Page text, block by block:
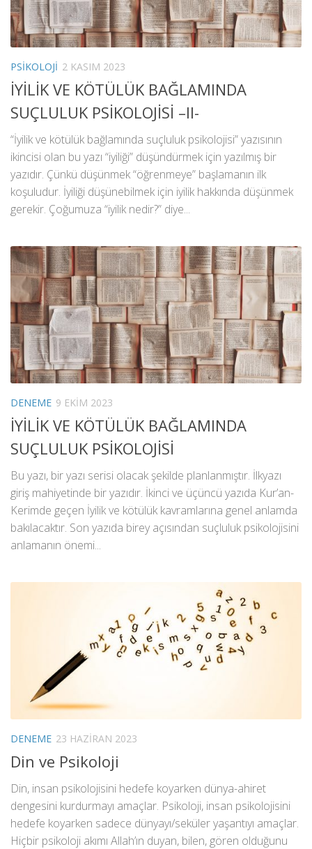
PSIKOLOJI 2 KASIM 2023
İYİLİK VE KÖTÜLÜK BAĞLAMINDA
SUÇLULUK PSİKOLOJİSİ –II-
“İyilik ve kötülük bağlamında suçluluk psikolojisi” yazısının
ikincisi olan bu yazı “iyiliği” düşündürmek için yazılmış bir
yazıdır. Çünkü düşünmek “öğrenmeye” başlamanın ilk
koşuludur. İyiliği düşünebilmek için iyilik hakkında düşünmek
gerekir. Çoğumuza “iyilik nedir?” diye...
DENEME 9 EKIM 2023
İYİLİK VE KÖTÜLÜK BAĞLAMINDA
SUÇLULUK PSİKOLOJİSİ
Bu yazı, bir yazı serisi olacak şekilde planlanmıştır. İlkyazı
giriş mahiyetinde bir yazıdır. İkinci ve üçüncü yazıda Kur’an-
Kerimde geçen İyilik ve kötülük kavramlarına genel anlamda
bakılacaktır. Son yazıda birey açısından suçluluk psikolojisini
anlamanın önemi...
DENEME 23 HAZIRAN 2023
Din ve Psikoloji
Din, insan psikolojisini hedefe koyarken dünya-ahiret
dengesini kurdurmayı amaçlar. Psikoloji, insan psikolojisini
hedefe koyarken sadece dünyayı/seküler yaşantıyı amaçlar.
Hiçbir psikoloji akımı Allah’ın duyan, bilen, gören olduğunu